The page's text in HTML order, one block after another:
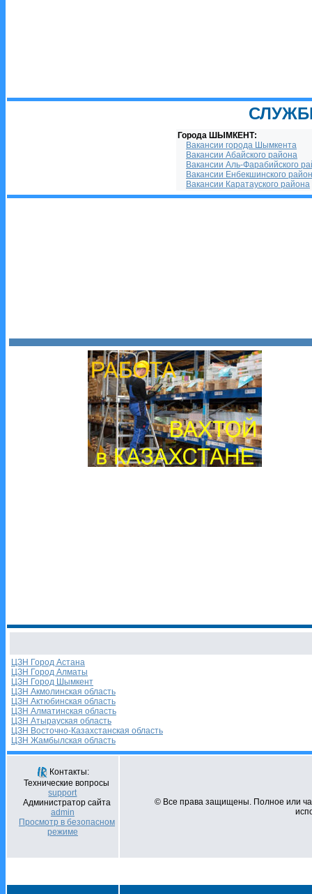
Города ШЫМКЕНТ:
Вакансии города Шымкента
Вакансии Абайского района
Вакансии Аль-Фарабийского
Вакансии Енбекшинского
Вакансии Каратауского района
ЦЗН Город Астана
ЦЗН Город Алматы
ЦЗН Город Шымкент
ЦЗН Акмолинская область
ЦЗН Актюбинская область
ЦЗН Алматинская область
ЦЗН Атырауская область
ЦЗН Восточно-Казахстанская область
ЦЗН Жамбылская область
Контакты:
Технические вопросы
support
Администратор сайта
admin
Просмотр в безопасном
режиме
© Все права защищены. Полное или